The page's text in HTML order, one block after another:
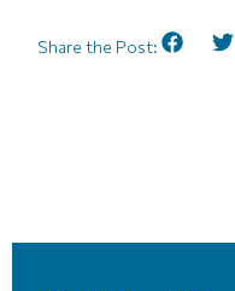
Share the Post: